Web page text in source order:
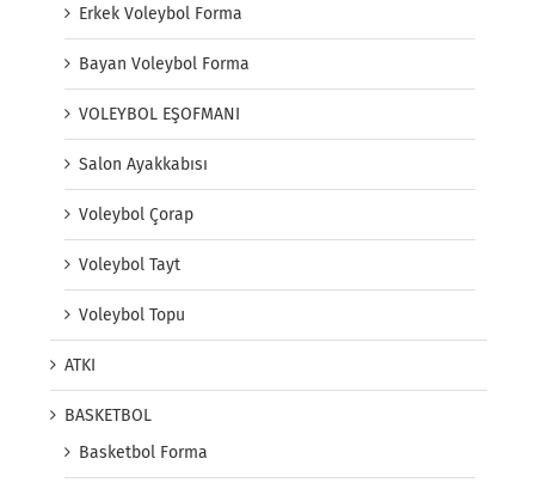
Erkek Voleybol Forma
Bayan Voleybol Forma
VOLEYBOL EŞOFMANI
Salon Ayakkabısı
Voleybol Çorap
Voleybol Tayt
Voleybol Topu
ATKI
BASKETBOL
Basketbol Forma